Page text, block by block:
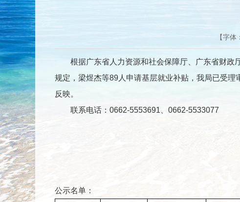
【字体：
根据广东省人力资源和社会保障厅、广东省财政厅
规定，梁煜杰等89人申请基层就业补贴，我局已受
反映。
联系电话：0662-5553691、0662-5533077
公示名单：